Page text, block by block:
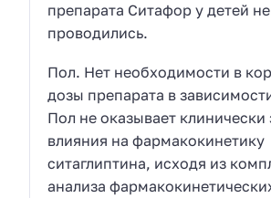
препарата Ситафор у детей не
проводились.
Пол. Нет необходимости в
дозы препарата в
Пол не оказывает клинически
влияния на фармакокинетику
ситаглиптина, исходя из
анализа